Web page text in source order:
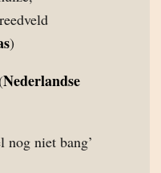
)
Nederlandse
nog niet bang’